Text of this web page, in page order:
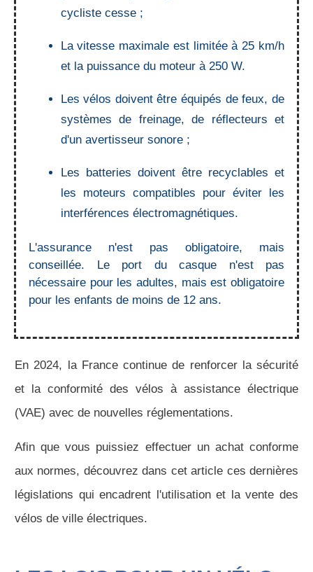
cycliste cesse ;
La vitesse maximale est limitée à 25 km/h
et la puissance du moteur à 250 W.
Les vélos doivent être équipés de feux, de
systèmes de freinage, de réflecteurs et
d'un avertisseur sonore ;
Les batteries doivent être recyclables et
les moteurs compatibles pour éviter les
interférences électromagnétiques.
L'assurance n'est pas obligatoire, mais
conseillée. Le port du casque n'est pas
nécessaire pour les adultes, mais est obligatoire
pour les enfants de moins de 12 ans.
En 2024, la France continue de renforcer la sécurité
et la conformité des vélos à assistance électrique
(VAE) avec de nouvelles réglementations.
Afin que vous puissiez effectuer un achat conforme
aux normes, découvrez dans cet article ces dernières
législations qui encadrent l'utilisation et la vente des
vélos de ville électriques.